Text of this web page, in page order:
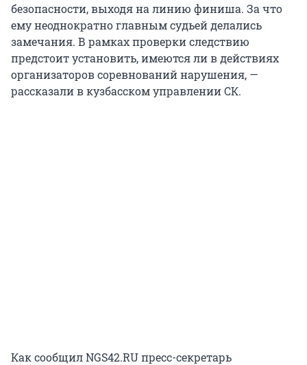
безопасности, выходя на линию финиша. За что
ему неоднократно главным судьей делались
замечания. В рамках проверки следствию
предстоит установить, имеются ли в действиях
организаторов соревнований нарушения, —
рассказали в кузбасском управлении СК.
Как сообщил NGS42.RU пресс-секретарь